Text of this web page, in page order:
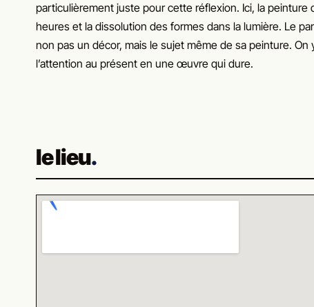
particulièrement juste pour cette réflexion. Ici, la
heures et la dissolution des formes dans la lumière. Le
non pas un décor, mais le sujet même de sa peinture.
l’attention au présent en une œuvre qui dure.
le lieu